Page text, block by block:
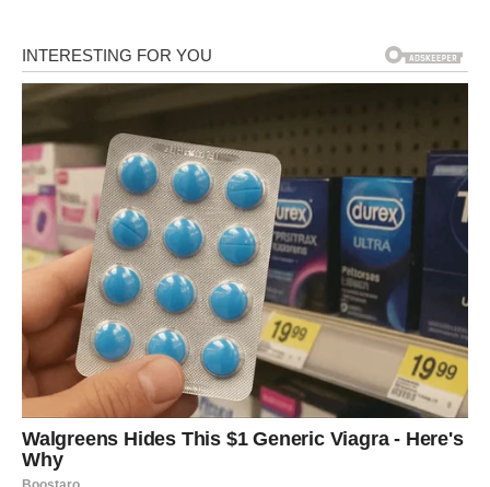
duboka, snažna i trajna
Ulaziš u period u kojem se više ne moraš dokazivati –
ljudi, okolnosti i sam život počinju da ti daju ono što
zaslužuješ.
Sreća kod Škorpije dolazi krozunutrašnji mir i osećaj
lične moći. Više nema straha od gubitka, jer shvataš da si
jači nego ikada. Ljubav dobija sudbinsku notu – moguća je
veza koja menja pogled na emocije, ili produbljenje
postojećeg odnosa u kojem se brišu stare sumnje i rane.
Ovo je ljubav koja ne traži objašnjenja, već se oseća celim
bićem.
Na finansijskom planu, Škorpija ulazi u fazuozbiljnog
rasta i stabilnosti, često kroz pametne, dugoročne
poteze, investicije ili planove koje drugi ne vide. Novac